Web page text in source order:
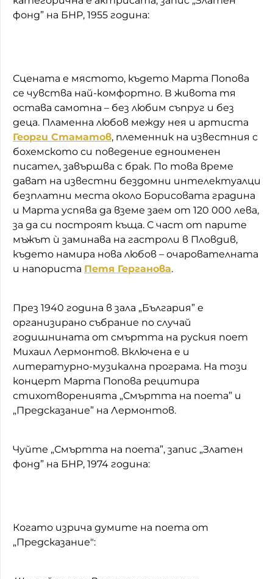
фонд” на БНР, 1955 година:
Сцената е мястото, където Марта Попова
се чувства най-комфортно. В живота тя
остава самотна – без любим съпруг и без
деца. Пламенна любов между нея и артиста
Георги Стаматов, племенник на известния с
бохемското си поведение едноименен
писател, завършва с брак. По това време
дават на известни бездомни интелектуалци
безплатни места около Борисовата градина
и Марта успява да вземе заем от 120 000 лева,
за да си построят къща. С част от парите
мъжът ѝ заминава на гастроли в Пловдив,
където намира нова любов – очарователната
и напориста Петя Герганова.
През 1940 година в зала „България” е
организирано събрание по случай
годишнината от смъртта на руския поет
Михаил Лермонтов. Включена е и
литературно-музикална програма. На този
концерт Марта Попова рецитира
стихотворенията „Смъртта на поета” и
„Предсказание” на Лермонтов.
Чуйте „Смъртта на поета”, запис „Златен
фонд” на БНР, 1974 година:
Когато изрича думите на поета от
„Предсказание":